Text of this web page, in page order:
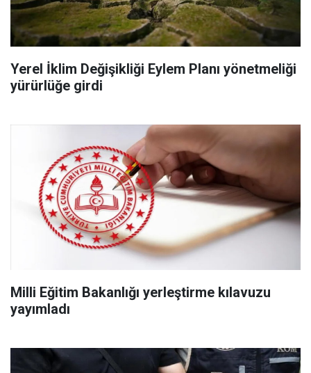
Yerel İklim Değişikliği Eylem Planı yönetmeliği
yürürlüğe girdi
Milli Eğitim Bakanlığı yerleştirme kılavuzu
yayımladı